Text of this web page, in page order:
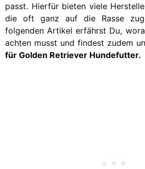
passt. Hierfür bieten viele
die oft ganz auf die Rasse
folgenden Artikel erfährst Du,
achten musst und findest zudem
für Golden Retriever Hundefutter.